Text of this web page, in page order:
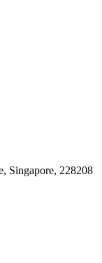
Singapore, 228208